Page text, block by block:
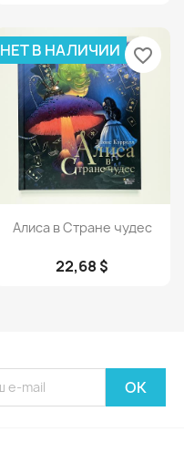
Просмотр
Алиса в Стране чудес
22,68 $
НЕТ В НАЛИЧИИ favorite_border